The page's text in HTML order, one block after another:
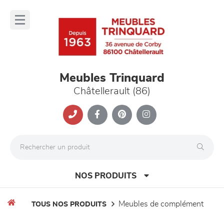
Meubles Trinquard
Châtellerault (86)
NOS PRODUITS
TOUS NOS PRODUITS
meubles de complément